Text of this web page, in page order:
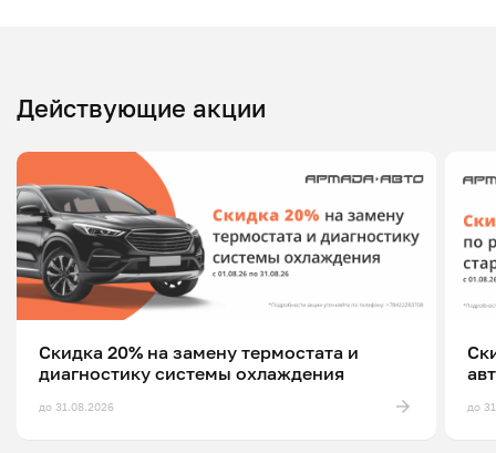
Действующие акции
Скидка 20% на замену термостата и
диагностику системы охлаждения
до 31.08.2026 до